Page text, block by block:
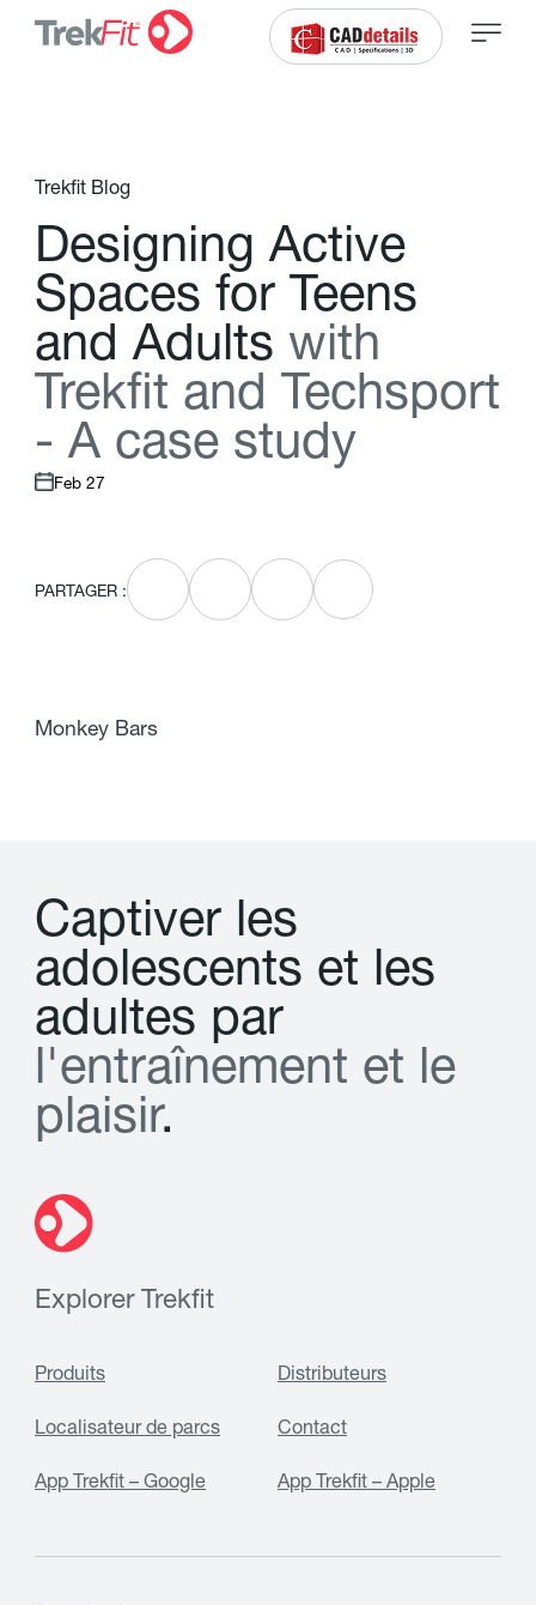
Trekfit Blog
Designing Active
Spaces for Teens
and Adults with
Trekft and Techsport
- A case study
Feb 27
PARTAGER :
Monkey Bars
Captiver les
adolescents et les
adultes par
l'entraînement et le
plaisir.
Explorer Trekfit
Produits Distributeurs
Localisateur de parcs Contact
App Trekfit – Google App Trekfit – Apple